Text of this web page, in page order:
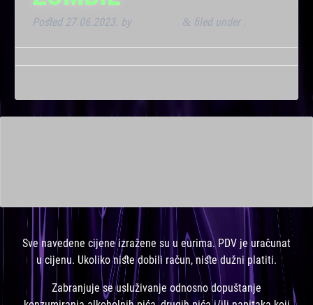
Posted 27.06.2023. by & filed under .
Sve navedene cijene izražene su u eurima. PDV je uračunat
u cijenu. Ukoliko niste dobili račun, niste dužni platiti.
Zabranjuje se usluživanje odnosno dopuštanje